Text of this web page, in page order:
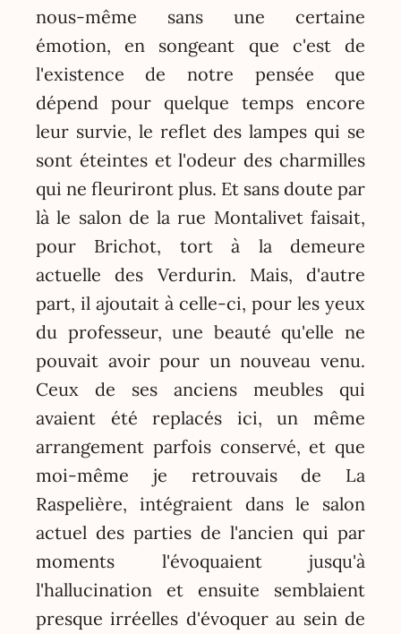
nous-même sans une certaine
émotion, en songeant que c'est de
l'existence de notre pensée que
dépend pour quelque temps encore
leur survie, le reflet des lampes qui se
sont éteintes et l'odeur des charmilles
qui ne fleuriront plus. Et sans doute par
là le salon de la rue Montalivet faisait,
pour Brichot, tort à la demeure
actuelle des Verdurin. Mais, d'autre
part, il ajoutait à celle-ci, pour les yeux
du professeur, une beauté qu'elle ne
pouvait avoir pour un nouveau venu.
Ceux de ses anciens meubles qui
avaient été replacés ici, un même
arrangement parfois conservé, et que
moi-même je retrouvais de La
Raspelière, intégraient dans le salon
actuel des parties de l'ancien qui par
moments l'évoquaient jusqu'à
l'hallucination et ensuite semblaient
presque irréelles d'évoquer au sein de